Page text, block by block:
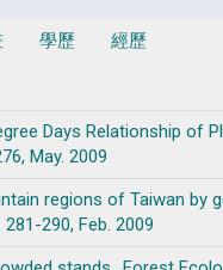
學歷 經歷
Days Relationship of
May. 2009
regions of Taiwan by
290, Feb. 2009